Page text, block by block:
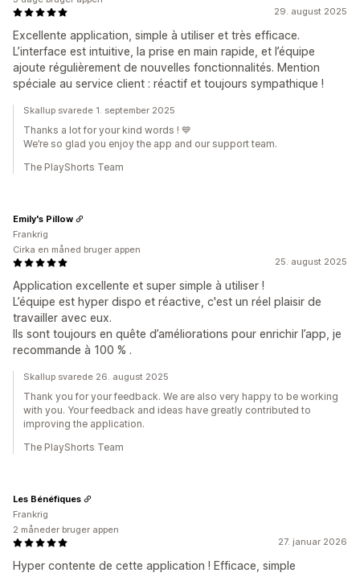
29. august 2025
Excellente application, simple à utiliser et très efficace.
L’interface est intuitive, la prise en main rapide, et l’équipe
ajoute régulièrement de nouvelles fonctionnalités. Mention
spéciale au service client : réactif et toujours sympathique !
Skallup svarede 1. september 2025
Thanks a lot for your kind words ! 💙
We’re so glad you enjoy the app and our support team.
The PlayShorts Team
25. august 2025
Application excellente et super simple à utiliser !
L’équipe est hyper dispo et réactive, c'est un réel plaisir de
travailler avec eux.
Ils sont toujours en quête d’améliorations pour enrichir l’app, je
recommande à 100 % .
Emily's Pillow
Frankrig
Cirka en måned bruger appen
Skallup svarede 26. august 2025
Thank you for your feedback. We are also very happy to be working
with you. Your feedback and ideas have greatly contributed to
improving the application.
The PlayShorts Team
27. januar 2026
Hyper contente de cette application ! Efficace, simple
Les Bénéfiques
Frankrig
2 måneder bruger appen